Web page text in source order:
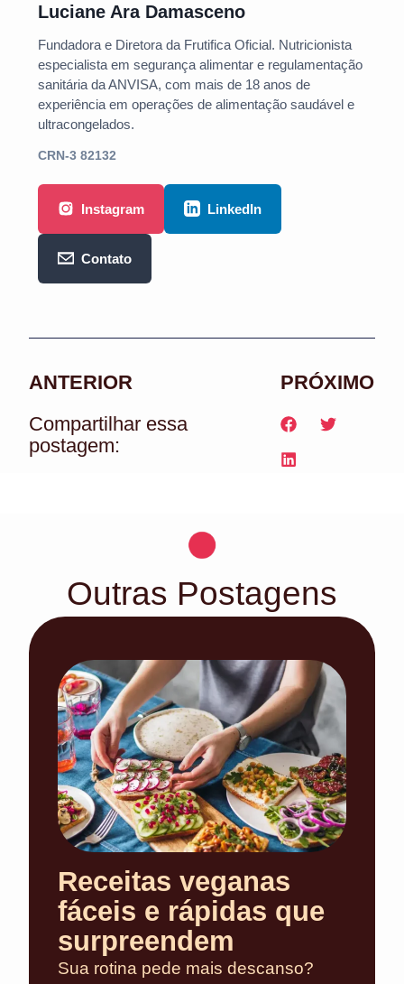
Luciane Ara Damasceno
Fundadora e Diretora da Frutifica Oficial. Nutricionista
especialista em segurança alimentar e regulamentação
sanitária da ANVISA, com mais de 18 anos de
experiência em operações de alimentação saudável e
ultracongelados.
CRN-3 82132
Instagram LinkedIn
Contato
ANTERIOR
PRÓXIMO
Compartilhar essa
postagem:
Outras Postagens
Receitas veganas
fáceis e rápidas que
surpreendem
Sua rotina pede mais descanso?